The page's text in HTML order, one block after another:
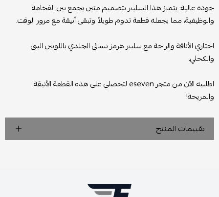
جودة عالية: يتميز هذا السليبر بتصميم متين يجمع بين الفخامة
والوظيفية، مما يجعله قطعة تدوم طويلاً وتبقى أنيقة مع مرور الوقت.
اختاري الأناقة والراحة مع سليبر هرمز نسائي الجلدي باللونين البني
والكحلي.
اطلبيه الآن من متجر eseven لتحصلي على هذه القطعة الأنيقة
والمريحة!
تقييمات المنتج